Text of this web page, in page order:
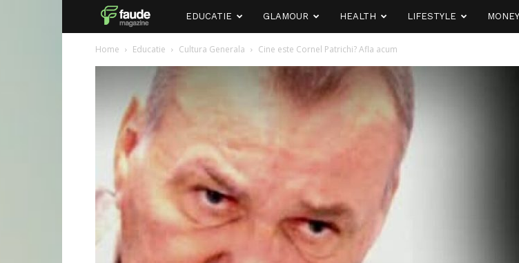
Faude
EDUCATIE GLAMOUR HEALTH LIFESTYLE MONEY
Home Educatie Cultura Generala Cine este Cornel Patrichi? Afla acum